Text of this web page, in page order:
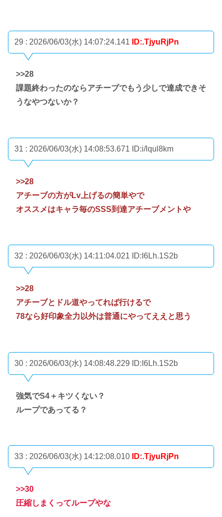
29 : 2026/06/03(水) 14:07:24.141 ID:.TjyuRjPn
>>28
課題終わったのならアチーブでもう少しで達成できそ
うなやつないか？
31 : 2026/06/03(水) 14:08:53.671 ID:i/lqul8km
>>28
アチーブの方がLv上げるの簡単やで
オススメはキャラ毎のSSS到達アチーブメントや
32 : 2026/06/03(水) 14:11:04.021 ID:I6Lh.1S2b
>>28
アチーブとドル道やってれば行けるで
78なら好印象全力以外は普通にやってええと思う
30 : 2026/06/03(水) 14:08:48.229 ID:I6Lh.1S2b
強気でS4＋キツくない？
ループであってる？
33 : 2026/06/03(水) 14:12:08.010 ID:.TjyuRjPn
>>30
圧縮しまくってループやな